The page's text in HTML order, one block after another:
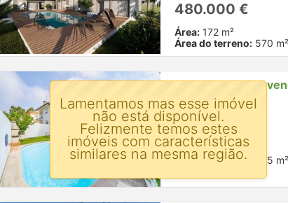
480.000 €
Área: 172 m²
Área do terreno: 570 m²
Moradia T4 para
Esposende, Braga
395.000 €
Área:280 m²
Área do terreno:
325 m²
Lamentamos mas esse imóvel
não está disponível.
Felizmente temos estes
imóveis com características
similares na mesma região.